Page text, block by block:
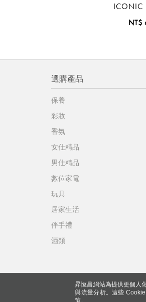
ICONIC
NT$
昇恆昌網站為提供更個人
與流量分析。這些
策。
選購產品
保養
彩妝
香氛
女仕精品
男仕精品
數位家電
玩具
居家生活
伴手禮
酒類